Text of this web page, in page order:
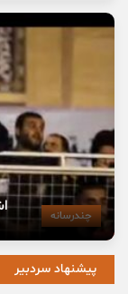
چندرسانه
پیشنهاد سردبیر